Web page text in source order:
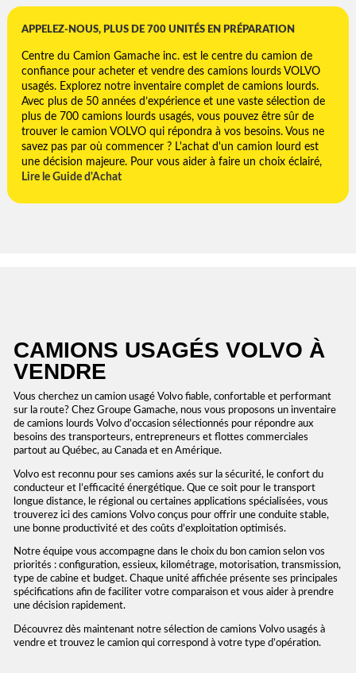
APPELEZ-NOUS, PLUS DE 700 UNITÉS EN PRÉPARATION
Centre du Camion Gamache inc. est le centre du camion de
confiance pour acheter et vendre des camions lourds VOLVO
usagés. Explorez notre inventaire complet de camions lourds.
Avec plus de 50 années d’expérience et une vaste sélection de
plus de 700 camions lourds usagés, vous pouvez être sûr de
trouver le camion VOLVO qui répondra à vos besoins. Vous ne
savez pas par où commencer ? L'achat d'un camion lourd est
une décision majeure. Pour vous aider à faire un choix éclairé,
Lire le Guide d'Achat
CAMIONS USAGÉS VOLVO À
VENDRE
Vous cherchez un camion usagé Volvo fiable, confortable et performant
sur la route? Chez Groupe Gamache, nous vous proposons un inventaire
de camions lourds Volvo d’occasion sélectionnés pour répondre aux
besoins des transporteurs, entrepreneurs et flottes commerciales
partout au Québec, au Canada et en Amérique.
Volvo est reconnu pour ses camions axés sur la sécurité, le confort du
conducteur et l’efficacité énergétique. Que ce soit pour le transport
longue distance, le régional ou certaines applications spécialisées, vous
trouverez ici des camions Volvo conçus pour offrir une conduite stable,
une bonne productivité et des coûts d’exploitation optimisés.
Notre équipe vous accompagne dans le choix du bon camion selon vos
priorités : configuration, essieux, kilométrage, motorisation, transmission,
type de cabine et budget. Chaque unité affichée présente ses principales
spécifications afin de faciliter votre comparaison et vous aider à prendre
une décision rapidement.
Découvrez dès maintenant notre sélection de camions Volvo usagés à
vendre et trouvez le camion qui correspond à votre type d’opération.